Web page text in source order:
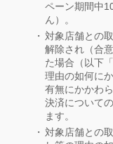
ペーン期間中
ん）。
対象店舗との
解除され（合
た場合（以下
理由の如何に
有無にかかわ
決済について
ます。
対象店舗との